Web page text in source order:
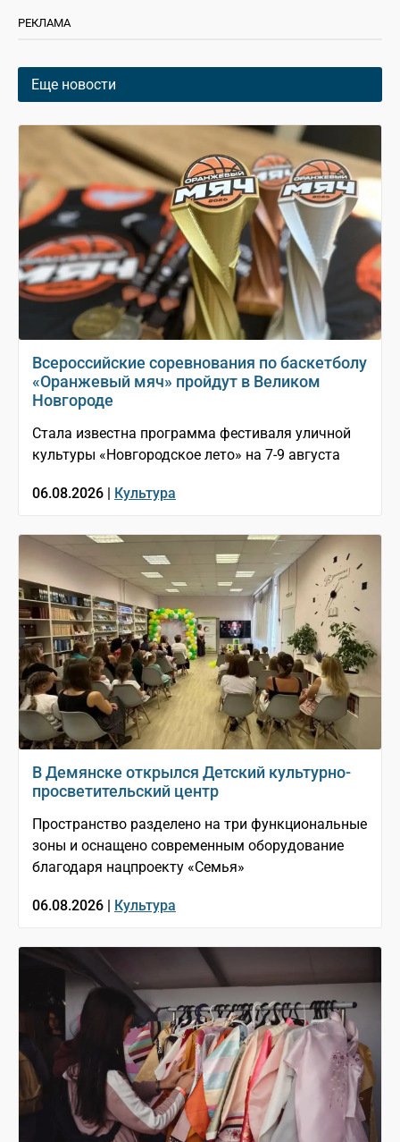
РЕКЛАМА
Еще новости
Всероссийские соревнования по баскетболу
«Оранжевый мяч» пройдут в Великом
Новгороде
Стала известна программа фестиваля уличной
культуры «Новгородское лето» на 7-9 августа
06.08.2026 | Культура
В Демянске открылся Детский культурно-
просветительский центр
Пространство разделено на три функциональные
зоны и оснащено современным оборудование
благодаря нацпроекту «Семья»
06.08.2026 | Культура